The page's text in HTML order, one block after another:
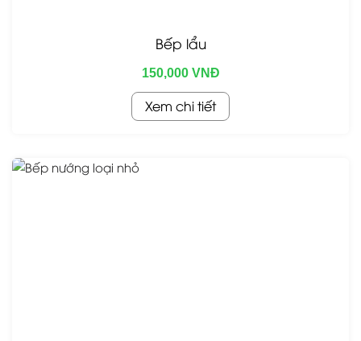
Bếp lẩu
150,000 VNĐ
Xem chi tiết